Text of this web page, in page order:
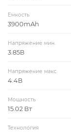
Емкость
3900mAh
Напряжение мин.
3.85В
Напряжение макс.
4.4В
Мощность
15.02 Вт
Технология